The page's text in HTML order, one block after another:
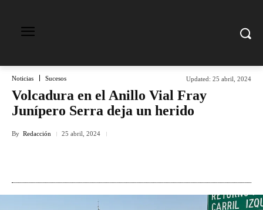
Noticias Sucesos Updated: 25 abril, 2024
Volcadura en el Anillo Vial Fray
Junípero Serra deja un herido
By Redacción 25 abril, 2024